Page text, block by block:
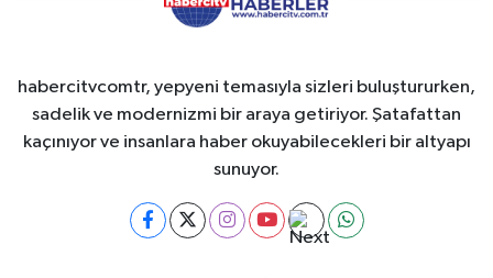
habercitvcomtr, yepyeni temasıyla sizleri buluştururken,
sadelik ve modernizmi bir araya getiriyor. Şatafattan
kaçınıyor ve insanlara haber okuyabilecekleri bir altyapı
sunuyor.